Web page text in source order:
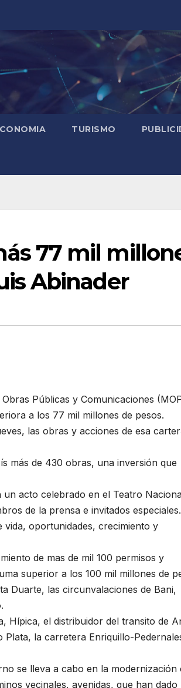
TURISMO
77 mil
Abinader
Públicas y Comunicaciones
a los 77 mil millones de pesos.
las obras y acciones de esa
más de 430 obras, una inversión que
acto celebrado en el Teatro
de la prensa e invitados especiales.
vida, oportunidades, crecimiento y
de mas de mil 100 permisos y
superior a los 100 mil millones de
Duarte, las circunvalaciones de Bani,
Hípica, el distribuidor del transito de
la carretera Enriquillo-
se lleva a cabo en la modernización
vecinales, avenidas, que han dado